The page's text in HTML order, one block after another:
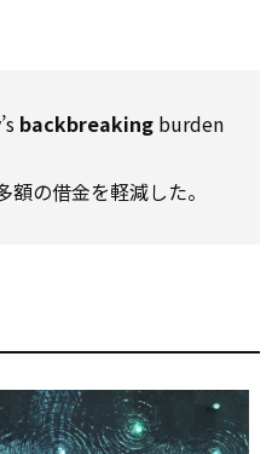
backbreaking burden
の借金を軽減した。